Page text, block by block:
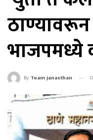
भाजपमध्ये
By Team Janasthan